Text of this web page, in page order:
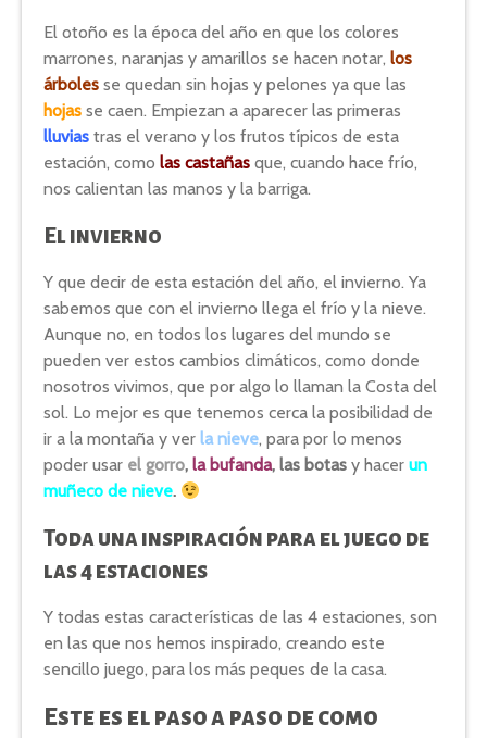
El otoño es la época del año en que los colores
marrones, naranjas y amarillos se hacen notar, los
árboles se quedan sin hojas y pelones ya que las
hojas se caen. Empiezan a aparecer las primeras
lluvias tras el verano y los frutos típicos de esta
estación, como las castañas que, cuando hace frío,
nos calientan las manos y la barriga.
El invierno
Y que decir de esta estación del año, el invierno. Ya
sabemos que con el invierno llega el frío y la nieve.
Aunque no, en todos los lugares del mundo se
pueden ver estos cambios climáticos, como donde
nosotros vivimos, que por algo lo llaman la Costa del
sol. Lo mejor es que tenemos cerca la posibilidad de
ir a la montaña y ver la nieve, para por lo menos
poder usar el gorro, la bufanda, las botas y hacer un
muñeco de nieve.
Toda una inspiración para el juego de
las 4 estaciones
Y todas estas características de las 4 estaciones, son
en las que nos hemos inspirado, creando este
sencillo juego, para los más peques de la casa.
Este es el paso a paso de como